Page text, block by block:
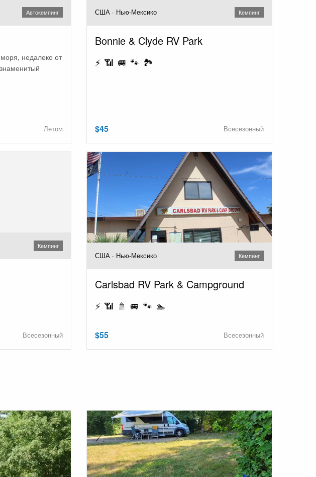
Автокемпинг
недалеко от
Летом
США · Нью-Мексико Кемпинг
Bonnie & Clyde RV Park
⚡ 📶 🚐 🐾 🏞️
$45 Всесезонный
Кемпинг
Всесезонный
США · Нью-Мексико Кемпинг
Carlsbad RV Park & Campground
⚡ 📶 🚿 🚐 🐾 🏊
$55 Всесезонный